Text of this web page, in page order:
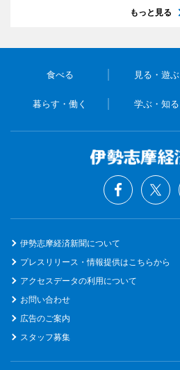
もっと見る
食べる 見る・遊ぶ
暮らす・働く 学ぶ・知る
伊勢志摩経済新聞について
プレスリリース・情報提供はこちらから
アクセスデータの利用について
お問い合わせ
広告のご案内
スタッフ募集